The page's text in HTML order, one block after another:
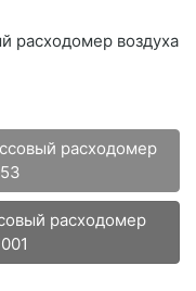
расходомер воздуха
расходомер
расходомер